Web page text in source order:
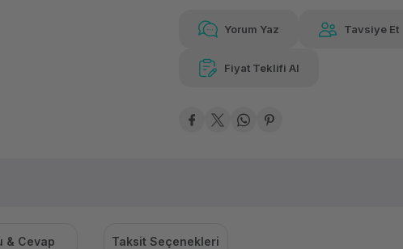
Güvenilir Alışveriş
Yorum Yaz Tavsiye Et
Fiyat Teklifi Al
& Cevap Taksit Seçenekleri